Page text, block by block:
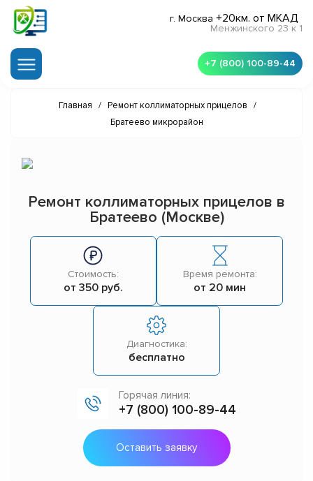
г. Москва +20км. от МКАД
Менжинского 23 к 1
+7 (800) 100-89-44
Главная / Ремонт коллиматорных прицелов
/
Братеево микрорайон
Ремонт коллиматорных прицелов в
Братеево (Москве)
Стоимость:
от 350 руб.
Время ремонта:
от 20 мин
Диагностика:
бесплатно
Горячая линия:
+7 (800) 100-89-44
Оставить заявку